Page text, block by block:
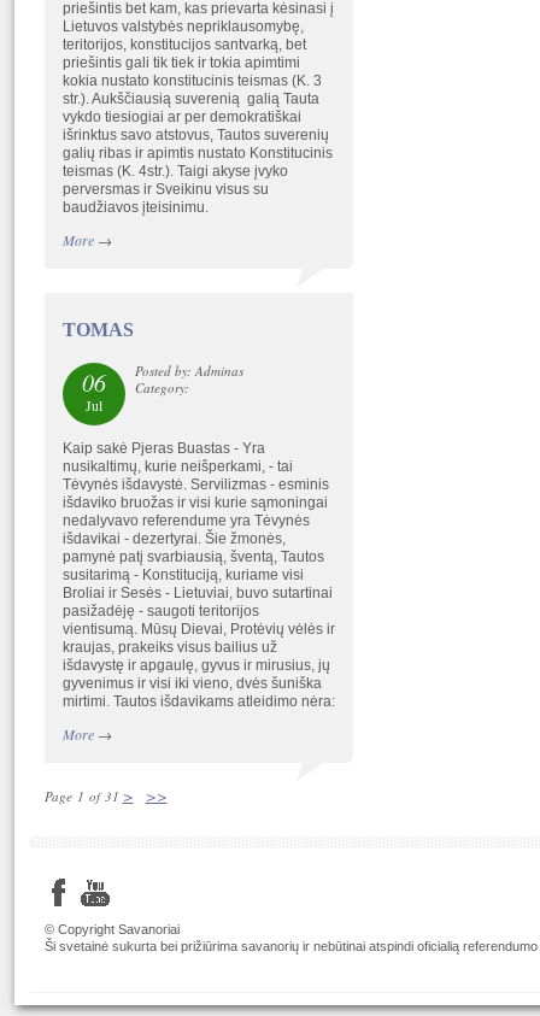
priešintis bet kam, kas prievarta kėsinasi į
Lietuvos valstybės nepriklausomybę,
teritorijos, konstitucijos santvarką, bet
priešintis gali tik tiek ir tokia apimtimi
kokia nustato konstitucinis teismas (K. 3
str.). Aukščiausią suverenią galią Tauta
vykdo tiesiogiai ar per demokratiškai
išrinktus savo atstovus, Tautos suverenių
galių ribas ir apimtis nustato Konstitucinis
teismas (K. 4str.). Taigi akyse įvyko
perversmas ir Sveikinu visus su
baudžiavos įteisinimu.
More→
TOMAS
06
Jul
Posted by: Adminas
Category:
Kaip sakė Pjeras Buastas - Yra
nusikaltimų, kurie neišperkami, - tai
Tėvynės išdavystė. Servilizmas - esminis
išdaviko bruožas ir visi kurie sąmoningai
nedalyvavo referendume yra Tėvynės
išdavikai - dezertyrai. Šie žmonės,
pamynė patį svarbiausią, šventą, Tautos
susitarimą - Konstituciją, kuriame visi
Broliai ir Sesės - Lietuviai, buvo sutartinai
pasižadėję - saugoti teritorijos
vientisumą. Mūsų Dievai, Protėvių vėlės ir
kraujas, prakeiks visus bailius už
išdavystę ir apgaulę, gyvus ir mirusius, jų
gyvenimus ir visi iki vieno, dvės šuniška
mirtimi. Tautos išdavikams atleidimo nėra:
More→
Page 1 of 31 > >>
© Copyright Savanoriai
Ši svetainė sukurta bei prižiūrima savanorių ir nebūtinai atspindi oficialią